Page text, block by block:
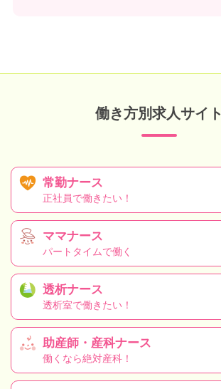
働き方別求人サイト
常勤ナース
正社員で働きたい！
ママナース
パートタイムで働く
透析ナース
透析室で働きたい！
助産師・産科ナース
働くなら絶対産科！